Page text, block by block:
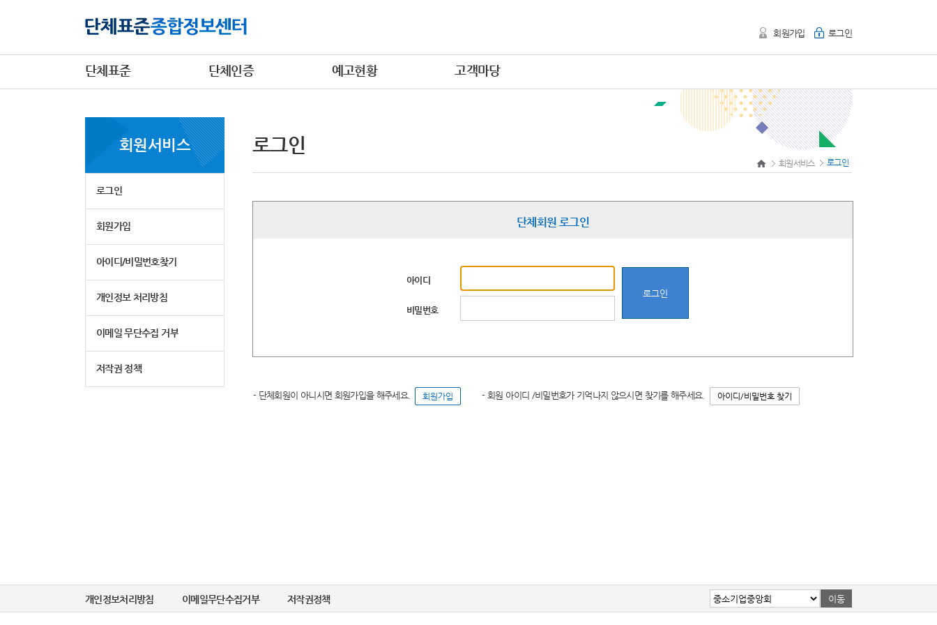
회원가입 로그인
단체표준 단체인증 예고현황 고객마당
회원서비스
로그인
회원가입
아이디/비밀번호찾기
개인정보 처리방침
이메일 무단수집 거부
저작권 정책
로그인
회원서비스 로그인
단체회원 로그인
아이디
비밀번호
로그인
- 단체회원이 아니시면 회원가입을 해주세요. - 회원 아이디 /비밀번호가 기억나지 않으시면 찾기를 해주세요.
개인정보처리방침 이메일무단수집거부 저작권정책